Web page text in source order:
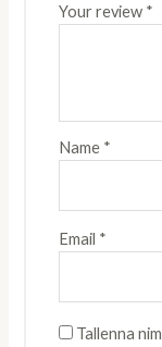
Your review *
Name *
Email *
Tallenna